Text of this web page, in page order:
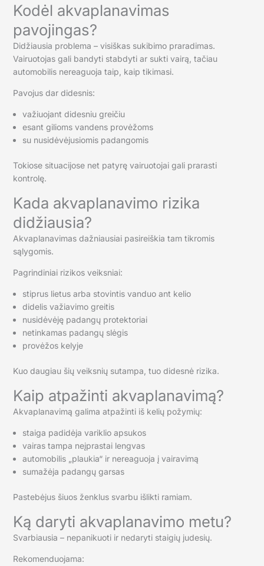
Kodėl akvaplanavimas
pavojingas?
Didžiausia problema – visiškas sukibimo praradimas.
Vairuotojas gali bandyti stabdyti ar sukti vairą, tačiau
automobilis nereaguoja taip, kaip tikimasi.
Pavojus dar didesnis:
važiuojant didesniu greičiu
esant gilioms vandens provėžoms
su nusidėvėjusiomis padangomis
Tokiose situacijose net patyrę vairuotojai gali prarasti
kontrolę.
Kada akvaplanavimo rizika
didžiausia?
Akvaplanavimas dažniausiai pasireiškia tam tikromis
sąlygomis.
Pagrindiniai rizikos veiksniai:
stiprus lietus arba stovintis vanduo ant kelio
didelis važiavimo greitis
nusidėvėję padangų protektoriai
netinkamas padangų slėgis
provėžos kelyje
Kuo daugiau šių veiksnių sutampa, tuo didesnė rizika.
Kaip atpažinti akvaplanavimą?
Akvaplanavimą galima atpažinti iš kelių požymių:
staiga padidėja variklio apsukos
vairas tampa neįprastai lengvas
automobilis „plaukia“ ir nereaguoja į vairavimą
sumažėja padangų garsas
Pastebėjus šiuos ženklus svarbu išlikti ramiam.
Ką daryti akvaplanavimo metu?
Svarbiausia – nepanikuoti ir nedaryti staigių judesių.
Rekomenduojama: